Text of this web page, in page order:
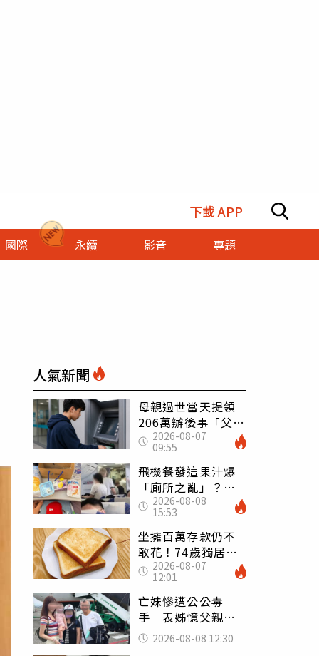
下載 APP
國際 永續 影音 專題
人氣新聞
母親過世當天提領
206萬辦後事「父子
遭判刑」 律師：
搶錢先下手是罪
2026-08-07
09:55
飛機餐發這果汁爆
「廁所之亂」？乘
客崩潰：差點丟大
臉 醫揭3類人別亂
喝
2026-08-08
15:53
坐擁百萬存款仍不
敢花！74歲獨居翁
「1餐只吃1片吐
司」 半年後暴瘦
嚇壞女兒
2026-08-07
12:01
亡妹慘遭公公毒
手 表姊憶父親節
前夕：小舅舅仍到
殯儀館陪她說話
2026-08-08 12:30